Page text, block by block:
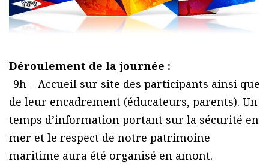
Déroulement de la journée :
-9h – Accueil sur site des participants ainsi que
de leur encadrement (éducateurs, parents). Un
temps d’information portant sur la sécurité en
mer et le respect de notre patrimoine
maritime aura été organisé en amont.